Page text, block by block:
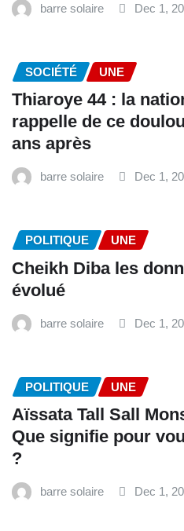
barre solaire Dec 1,
SOCIÉTÉ UNE
Thiaroye 44 : la
rappelle de ce
ans après
barre solaire Dec 1,
POLITIQUE UNE
Cheikh Diba les
évolué
barre solaire Dec 1,
POLITIQUE UNE
Aïssata Tall Sall
Que signifie pour
?
barre solaire Dec 1,